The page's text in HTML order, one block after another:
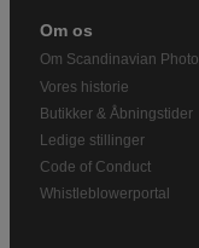
Om os
Om Scandinavian Photo
Vores historie
Butikker & Åbningstider
Ledige stillinger
Code of Conduct
Whistleblowerportal